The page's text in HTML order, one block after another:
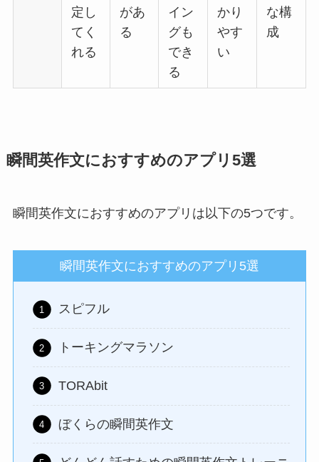
定し
てく
れる
があ
る
イン
グも
でき
る
かり
やす
い
な構
成
瞬間英作文におすすめのアプリ5選
瞬間英作文におすすめのアプリは以下の5つです。
瞬間英作文におすすめのアプリ5選
スピフル
トーキングマラソン
TORAbit
ぼくらの瞬間英作文